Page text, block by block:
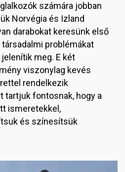
számára jobban
Norvégia és Izland
darabokat keresünk első
problémákat
meg. E két
viszonylag kevés
rendelkezik
tartjuk fontosnak, hogy a
ismeretekkel,
és színesítsük